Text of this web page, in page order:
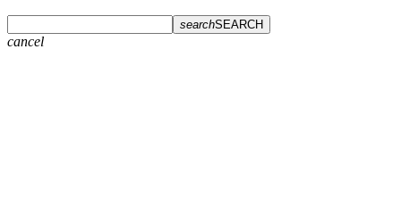
searchSEARCH
cancel